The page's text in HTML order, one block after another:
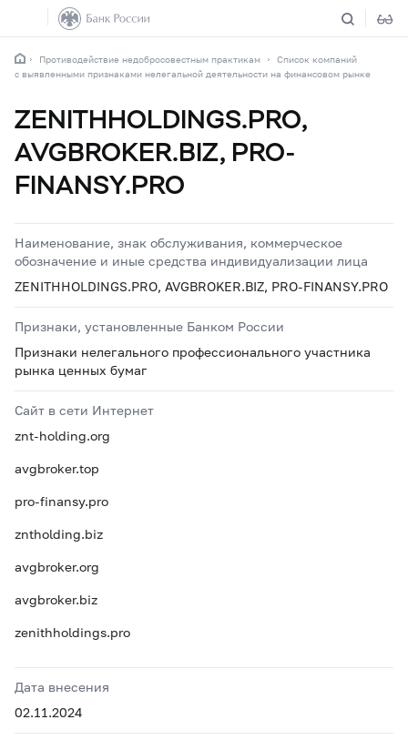
Противодействие недобросовестным практикам
Список компаний
с выявленными признаками нелегальной деятельности на финансовом рынке
ZENITHHOLDINGS.PRO,
AVGBROKER.BIZ, PRO-
FINANSY.PRO
Наименование, знак обслуживания, коммерческое
обозначение и иные средства индивидуализации лица
ZENITHHOLDINGS.PRO, AVGBROKER.BIZ, PRO-FINANSY.PRO
Признаки, установленные Банком России
Признаки нелегального профессионального участника
рынка ценных бумаг
Сайт в сети Интернет
znt-holding.org
avgbroker.top
pro-finansy.pro
zntholding.biz
avgbroker.org
avgbroker.biz
zenithholdings.pro
Дата внесения
02.11.2024